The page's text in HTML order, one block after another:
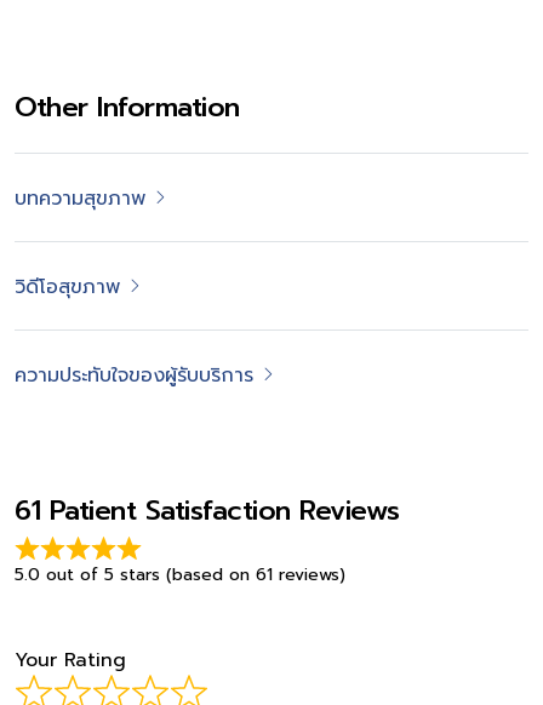
Other Information
บทความสุขภาพ
วิดีโอสุขภาพ
ความประทับใจของผู้รับบริการ
61 Patient Satisfaction Reviews
5.0 out of 5 stars (based on 61 reviews)
Your Rating